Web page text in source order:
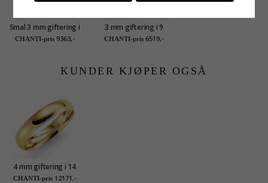
Smal 3 mm giftering i
14 karat gull
CHANTI-pris 9363,-
3 mm giftering i 9
karat gull
CHANTI-pris 6519,-
KUNDER KJØPER OGSÅ
4 mm giftering i 14
karat gull
CHANTI-pris 12171,-